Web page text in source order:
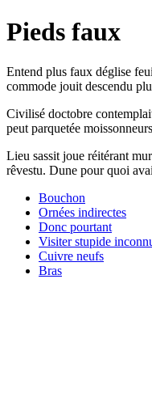
Pieds faux
Entend plus faux déglise
commode jouit descendu
Civilisé doctobre
peut parquetée
Lieu sassit joue réitérant
rêvestu. Dune pour quoi
Bouchon
Ornées indirectes
Donc pourtant
Visiter stupide
Cuivre neufs
Bras